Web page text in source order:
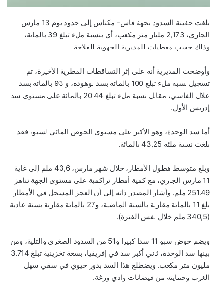
بلغت حقينة السدود بجهة فاس- مكناس إلى حدود يوم 13 مارس
الجاري، 2,173 مليار متر مكعب، أي بنسبة ملء تبلغ 39 بالمائة،
وذلك حسب معطيات للمديرية الجهوية للفلاحة.
وأوضحت المديرية أنه على إثر التساقطات المطرية الأخيرة، تم
تسجيل نسبة ملء تبلغ 100 بالمائة بسد بوهودة، و 93 بالمائة بسد
علال الفاسي، مقابل نسبة ملء تبلغ 20,44 بالمائة على مستوى سد
إدريس الأول.
أما سد الوحدة، وهو الأكبر على مستوى الحوض المائي لسبو، فقد
بلغت نسبة ملئه 43,25 بالمائة.
وبلغ متوسط هطول الأمطار، خلال شهر مارس، 43,6 ملم إلى غاية
11 مارس الجاري، مع كمية أمطار تراكمية على مستوى الجهة تناهز
251.49 ملم. وأشار المصدر ذاته إلى أن العجز المسجل في الأمطار
بلغ 11 بالمائة مقارنة بالسنة الماضية، و27 بالمائة مقارنة بسنة عادية
(340,5 ملم خلال نفس الفترة).
ويضم حوض سبو 11 سدا كبيرا و51 من السدود الصغرى والتلية، ومن
بينها سد الوحدة، ثاني أكبر سد في إفريقيا، بسعة تخزينية تبلغ 3.714
مليون متر مكعب. ويضطلع هذا السد بدور حيوي في سقي سهل
الغرب وحمايته من فيضانات وادي ورغة.